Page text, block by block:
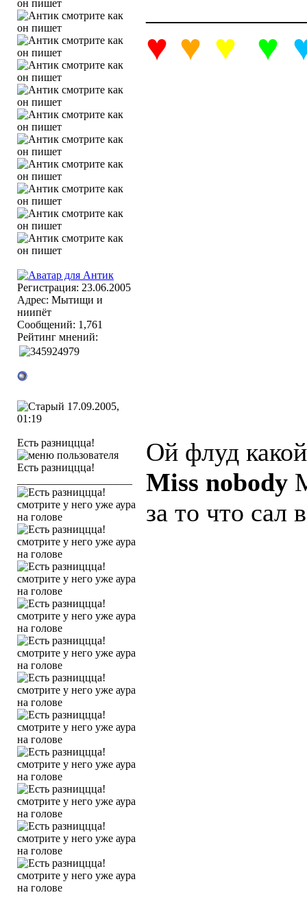
Регистрация: 23.06.2005
Адрес: Мытищи и
ниипёт
Сообщений: 1,761
Рейтинг мнений:
♥ ♥ ♥ ♥
17.09.2005,
01:19
Есть разниццца!
Ой флуд
Miss nobody
за то что сал